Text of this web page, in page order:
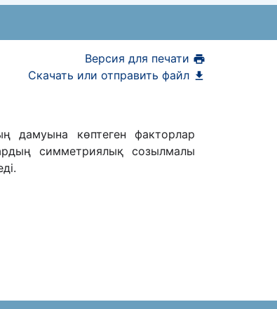
Версия для печати
Скачать или отправить файл
дамуына көптеген факторлар
симметриялық созылмалы